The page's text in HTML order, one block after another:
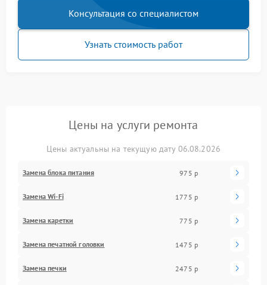
Консультация со специалистом
Узнать стоимость работ
Цены на услуги ремонта
Цены актуальны на текущую дату 06.08.2026
Замена блока питания 975 р
Замена Wi-Fi 1775 р
Замена каретки 775 р
Замена печатной головки 1475 р
Замена печки 2475 р